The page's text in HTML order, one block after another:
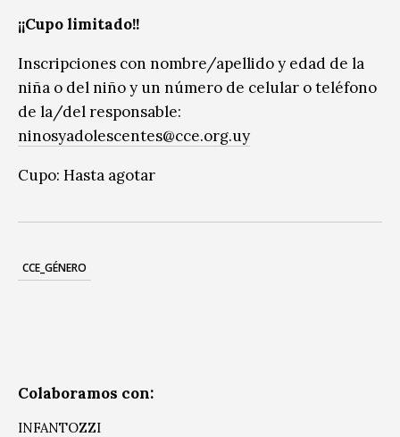
¡¡Cupo limitado!!
Inscripciones con nombre/apellido y edad de la
niña o del niño y un número de celular o teléfono
de la/del responsable:
ninosyadolescentes@cce.org.uy
Cupo: Hasta agotar
CCE_GÉNERO
Colaboramos con:
INFANTOZZI